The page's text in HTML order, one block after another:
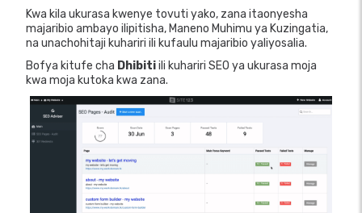
Kwa kila ukurasa kwenye tovuti yako, zana itaonyesha
majaribio ambayo ilipitisha, Maneno Muhimu ya Kuzingatia,
na unachohitaji kuhariri ili kufaulu majaribio yaliyosalia.
Bofya kitufe cha Dhibitiili kuhariri SEO ya ukurasa moja
kwa moja kutoka kwa zana.